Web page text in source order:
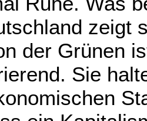
zeigt
der Grünen
Sie